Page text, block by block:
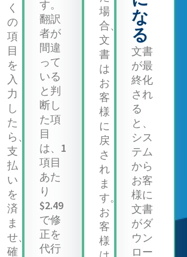
く
の
項
目
を
入
力
し
た
ら、
支
払
い
を
済
ま
せ、
確
す。
翻訳
者が
間違
って
いる
と判
断し
た項
目
は、1
項目
あた
り
$2.49
で修
正を
代行
場
合、
文
書
は
お
客
様
に
戻
さ
れ
ま
す。
お
客
様
な
る
文書
が最
終化
され
る
と、
シス
テム
から
お客
様に
文書
がダ
ウン
ロー